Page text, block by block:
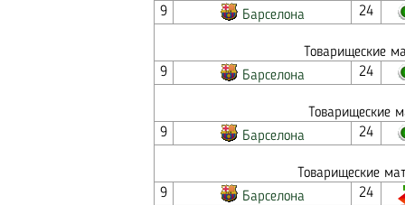
9
Барселона 24
Товарищеские
9
Барселона 24
Товарищеские
9
Барселона 24
Товарищеские
9
Барселона 24